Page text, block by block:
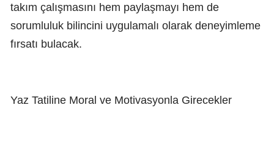
takım çalışmasını hem paylaşmayı hem de
sorumluluk bilincini uygulamalı olarak deneyimleme
fırsatı bulacak.
Yaz Tatiline Moral ve Motivasyonla Girecekler